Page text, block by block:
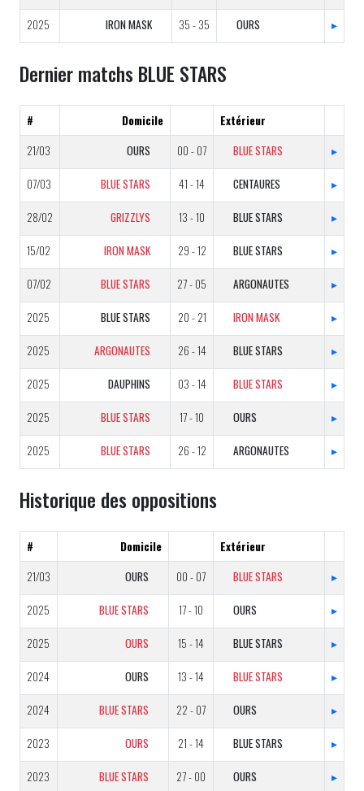
2025 IRON MASK 35 - 35 OURS ▸
Dernier matchs BLUE STARS
# Domicile
Extérieur
21/03
OURS 00 - 07 BLUE STARS ▸
07/03 BLUE STARS 41 - 14 CENTAURES ▸
28/02 GRIZZLYS 13 - 10 BLUE STARS ▸
15/02 IRON MASK 29 - 12 BLUE STARS ▸
07/02 BLUE STARS 27 - 05 ARGONAUTES ▸
2025 BLUE STARS 20 - 21 IRON MASK ▸
2025 ARGONAUTES 26 - 14 BLUE STARS ▸
2025 DAUPHINS 03 - 14 BLUE STARS ▸
2025 BLUE STARS 17 - 10 OURS ▸
2025 BLUE STARS 26 - 12 ARGONAUTES ▸
Historique des oppositions
# Domicile
Extérieur
21/03
OURS 00 - 07 BLUE STARS ▸
2025 BLUE STARS 17 - 10 OURS ▸
2025 OURS 15 - 14 BLUE STARS ▸
2024 OURS 13 - 14 BLUE STARS ▸
2024 BLUE STARS 22 - 07 OURS ▸
2023 OURS 21 - 14 BLUE STARS ▸
2023 BLUE STARS 27 - 00 OURS ▸